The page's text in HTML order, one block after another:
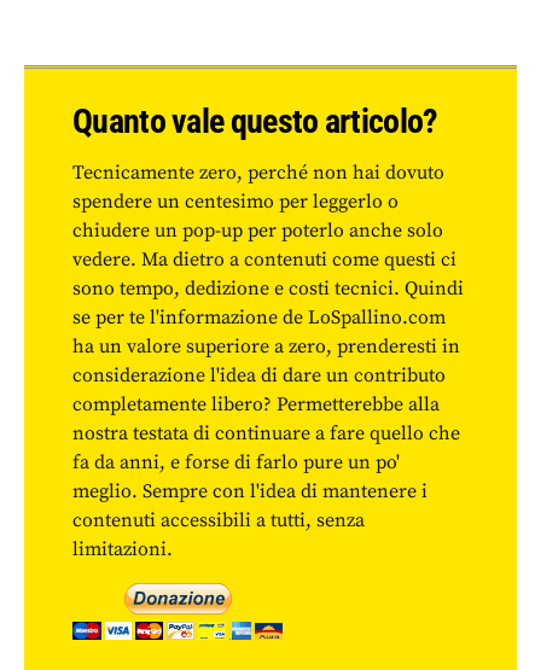
Quanto vale questo articolo?
Tecnicamente zero, perché non hai dovuto
spendere un centesimo per leggerlo o
chiudere un pop-up per poterlo anche solo
vedere. Ma dietro a contenuti come questi ci
sono tempo, dedizione e costi tecnici. Quindi
se per te l'informazione de LoSpallino.com
ha un valore superiore a zero, prenderesti in
considerazione l'idea di dare un contributo
completamente libero? Permetterebbe alla
nostra testata di continuare a fare quello che
fa da anni, e forse di farlo pure un po'
meglio. Sempre con l'idea di mantenere i
contenuti accessibili a tutti, senza
limitazioni.